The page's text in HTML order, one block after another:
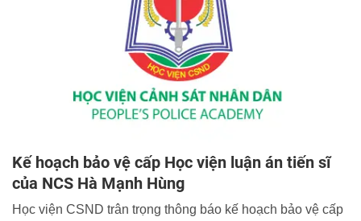
Kế hoạch bảo vệ cấp Học viện luận án tiến sĩ
của NCS Hà Mạnh Hùng
Học viện CSND trân trọng thông báo kế hoạch bảo vệ cấp